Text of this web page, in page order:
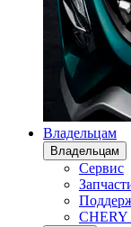
Владельцам
Владельцам
Сервис
CHERY